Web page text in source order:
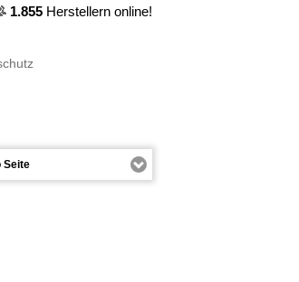
1.855 Herstellern online!